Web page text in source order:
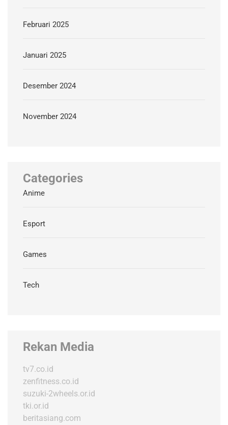
Februari 2025
Januari 2025
Desember 2024
November 2024
Categories
Anime
Esport
Games
Tech
Rekan Media
tv7.co.id
zenfitness.co.id
suzuki-2wheels.or.id
tki.or.id
beritasiang.com